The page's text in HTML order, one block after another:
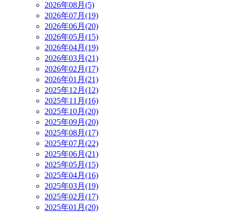
2026年08月(5)
2026年07月(19)
2026年06月(20)
2026年05月(15)
2026年04月(19)
2026年03月(21)
2026年02月(17)
2026年01月(21)
2025年12月(12)
2025年11月(16)
2025年10月(20)
2025年09月(20)
2025年08月(17)
2025年07月(22)
2025年06月(21)
2025年05月(15)
2025年04月(16)
2025年03月(19)
2025年02月(17)
2025年01月(20)